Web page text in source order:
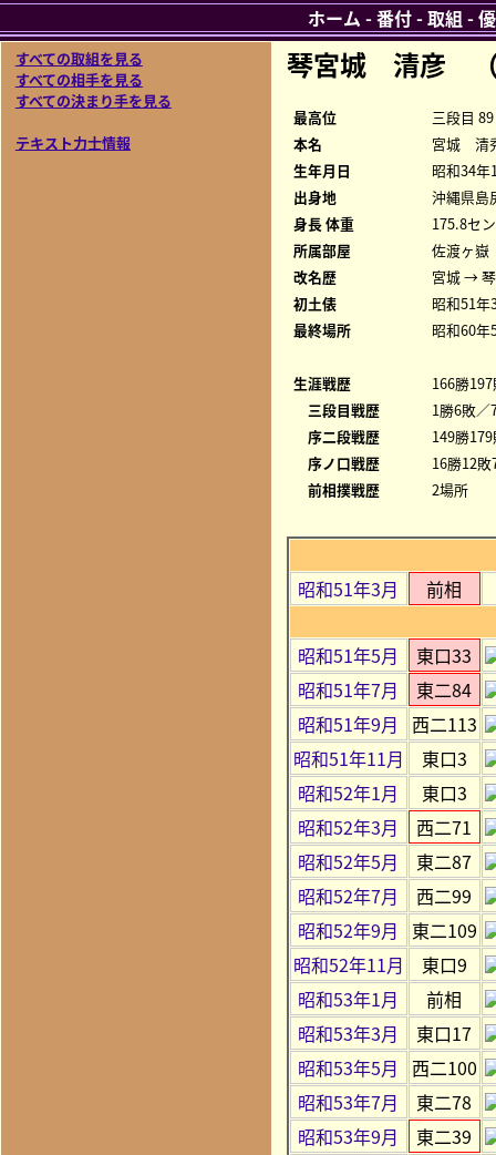
すべての取組を見る
すべての相手を見る
すべての決まり手を見る
テキスト力士情報
琴宮城 清彦 （
最高位
三段目 89
本名
宮城 清
生年月日
昭和34年
出身地
沖縄県島
身長 体重
175.8セ
所属部屋
佐渡ヶ嶽
改名歴
宮城 →
初土俵
昭和51年
最終場所
昭和60年
生涯戦歴
166勝
三段目戦歴
1勝6敗／
序二段戦歴
149勝
序ノ口戦歴
16勝12
前相撲戦歴
2場所
昭和51年3月 前相
昭和51年5月
東口33
昭和51年7月
東二84
昭和51年9月
西二113
昭和51年11月
東口3
昭和52年1月
東口3
昭和52年3月
西二71
昭和52年5月
東二87
昭和52年7月
西二99
昭和52年9月
東二109
昭和52年11月
東口9
昭和53年1月
前相
昭和53年3月
東口17
昭和53年5月
西二100
昭和53年7月
東二78
昭和53年9月
東二39
ホーム -番付-取組 -